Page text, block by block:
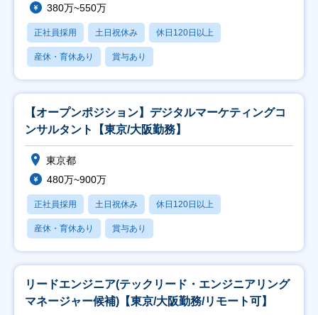
380万~550万
正社員採用 土日祝休み 休日120日以上
産休・育休あり 賞与あり
【オープンポジション】デジタルマーケティングコ
ンサルタント【東京/大阪勤務】
東京都
480万~900万
正社員採用 土日祝休み 休日120日以上
産休・育休あり 賞与あり
リードエンジニア(テックリード・エンジニアリング
マネージャー候補)【東京/大阪勤務/リモート可】